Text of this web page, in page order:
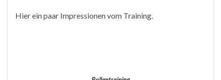
Hier ein paar Impressionen vom Training.